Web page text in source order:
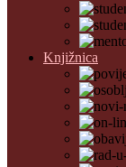
Knjižnica